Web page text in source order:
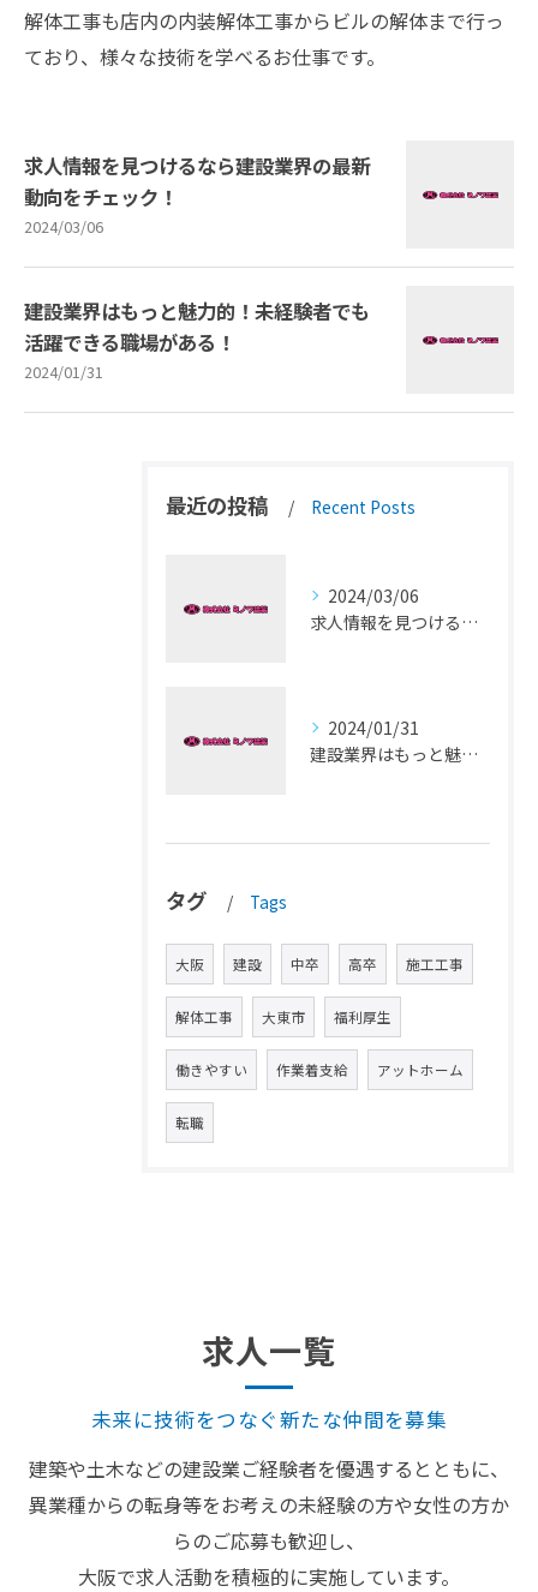
解体工事も店内の内装解体工事からビルの解体まで行っ
ており、様々な技術を学べるお仕事です。
求人情報を見つけるなら建設業界の最新
動向をチェック！
2024/03/06
建設業界はもっと魅力的！未経験者でも
活躍できる職場がある！
2024/01/31
最近の投稿 Recent Posts
2024/03/06
求人情報を見つけるなら建設業界の最新動向をチェック！
2024/01/31
建設業界はもっと魅力的！未経験者でも活躍できる職場がある！
タグ Tags
大阪 建設 中卒 高卒 施工工事
解体工事 大東市 福利厚生
働きやすい 作業着支給 アットホーム
転職
未来に技術をつなぐ新たな仲間を募集
求人一覧
建築や土木などの建設業ご経験者を優遇するとともに、
異業種からの転身等をお考えの未経験の方や女性の方か
らのご応募も歓迎し、
大阪で求人活動を積極的に実施しています。